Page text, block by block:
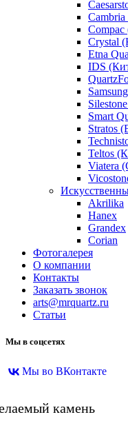
Compac
Crystal
Etna
IDS
Smart
Stratos
Teltos
Viatera
Akrilika
Hanex
Grandex
Corian
Фотогалерея
О компании
Контакты
Заказать звонок
arts@mrquartz.ru
Статьи
Мы в соцсетях
Мы во ВКонтакте
камень